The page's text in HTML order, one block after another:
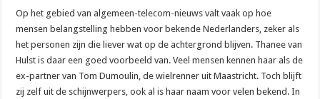
088 nummer kosten: wat betaal je als beller en als bedrijf?
085 888 nummer: wat is het en wat moet je ermee?
0900 8844: het niet-spoednummer van de politie uitgelegd
Op het gebied van algemeen-telecom-nieuws valt vaak op hoe
mensen belangstelling hebben voor bekende Nederlanders, zeker als
het personen zijn die liever wat op de achtergrond blijven. Thanee van
Hulst is daar een goed voorbeeld van. Veel mensen kennen haar als de
ex-partner van Tom Dumoulin, de wielrenner uit Maastricht. Toch blijft
zij zelf uit de schijnwerpers, ook al is haar naam voor velen bekend. In